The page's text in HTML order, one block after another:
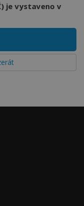
je vystaveno v